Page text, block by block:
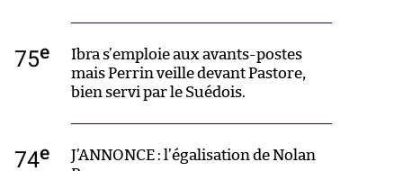
75e
Ibra s’emploie aux avants-postes
mais Perrin veille devant Pastore,
bien servi par le Suédois.
74e
J’ANNONCE : l’égalisation de Nolan